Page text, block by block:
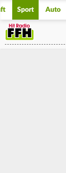
Sport Auto